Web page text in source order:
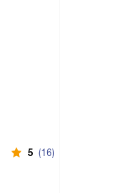
5 (16)